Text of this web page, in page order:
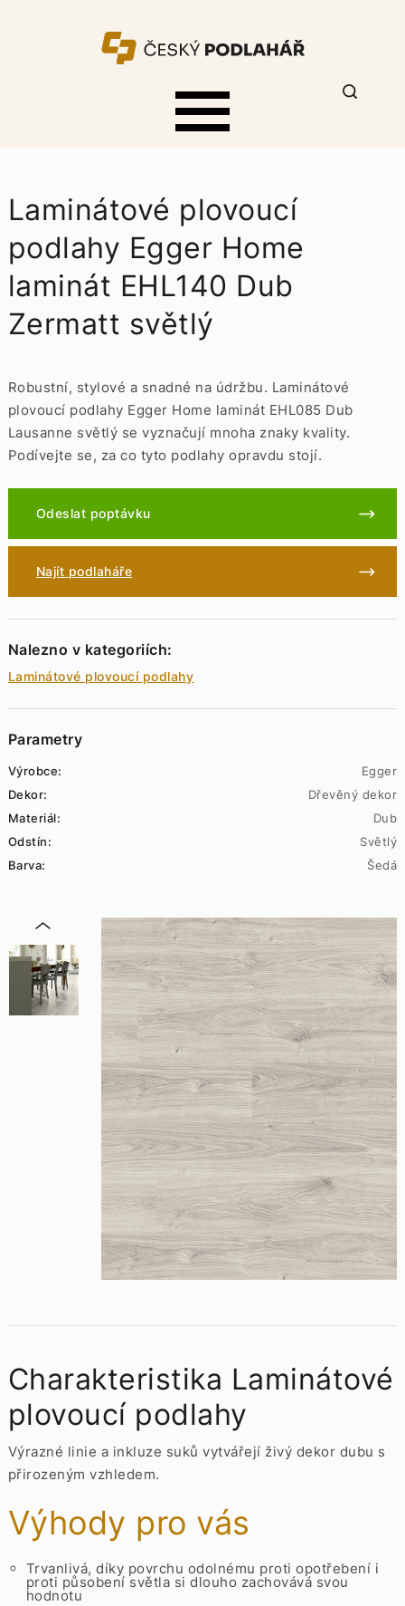
Laminátové plovoucí
podlahy Egger Home
laminát EHL140 Dub
Zermatt světlý
Robustní, stylové a snadné na údržbu. Laminátové
plovoucí podlahy Egger Home laminát EHL085 Dub
Lausanne světlý se vyznačují mnoha znaky kvality.
Podívejte se, za co tyto podlahy opravdu stojí.
Odeslat poptávku
Najít podlaháře
Nalezno v kategoriích:
Laminátové plovoucí podlahy
Parametry
Výrobce:
Egger
Dekor:
Dřevěný dekor
Materiál:
Dub
Odstín:
Světlý
Barva:
Šedá
Charakteristika Laminátové
plovoucí podlahy
Výrazné linie a inkluze suků vytvářejí živý dekor dubu s
přirozeným vzhledem.
Výhody pro vás
Trvanlivá, díky povrchu odolnému proti opotřebení i
proti působení světla si dlouho zachovává svou
hodnotu